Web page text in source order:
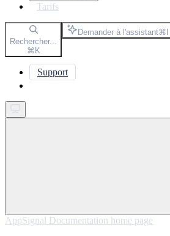
Tarifs
Rechercher...
⌘K
Demander à l'assistant⌘I
Support
AppSignal Documentation home page